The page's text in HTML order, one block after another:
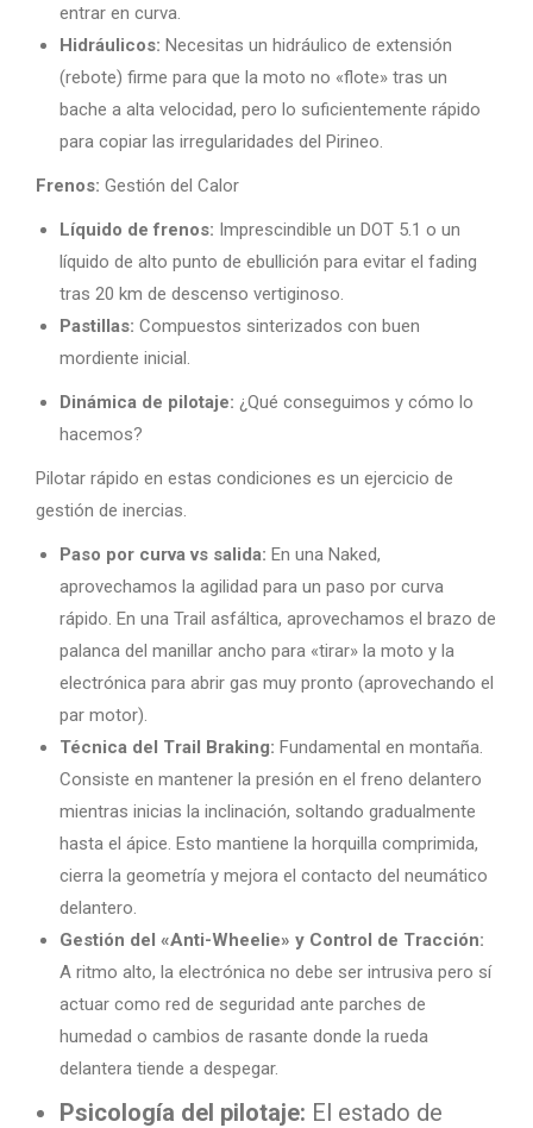
entrar en curva.
Hidráulicos: Necesitas un hidráulico de extensión
(rebote) firme para que la moto no «flote» tras un
bache a alta velocidad, pero lo suficientemente rápido
para copiar las irregularidades del Pirineo.
Frenos: Gestión del Calor
Líquido de frenos: Imprescindible un DOT 5.1 o un
líquido de alto punto de ebullición para evitar el fading
tras 20 km de descenso vertiginoso.
Pastillas: Compuestos sinterizados con buen
mordiente inicial.
Dinámica de pilotaje: ¿Qué conseguimos y cómo lo
hacemos?
Pilotar rápido en estas condiciones es un ejercicio de
gestión de inercias.
Paso por curva vs salida: En una Naked,
aprovechamos la agilidad para un paso por curva
rápido. En una Trail asfáltica, aprovechamos el brazo de
palanca del manillar ancho para «tirar» la moto y la
electrónica para abrir gas muy pronto (aprovechando el
par motor).
Técnica del Trail Braking: Fundamental en montaña.
Consiste en mantener la presión en el freno delantero
mientras inicias la inclinación, soltando gradualmente
hasta el ápice. Esto mantiene la horquilla comprimida,
cierra la geometría y mejora el contacto del neumático
delantero.
Gestión del «Anti-Wheelie» y Control de Tracción:
A ritmo alto, la electrónica no debe ser intrusiva pero sí
actuar como red de seguridad ante parches de
humedad o cambios de rasante donde la rueda
delantera tiende a despegar.
Psicología del pilotaje: El estado de